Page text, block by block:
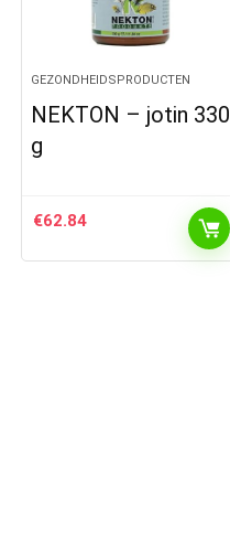
GEZONDHEIDSPRODUCTEN
NEKTON – jotin 330
g
€62.84